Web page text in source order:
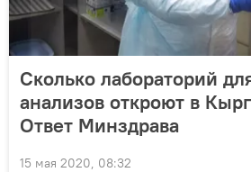
Сколько лабораторий
анализов откроют в
Ответ Минздрава
15 мая 2020, 08:32